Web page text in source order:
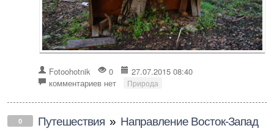
Fotoohotnik 0
27.07.2015 08:40
комментариев нет
Природа
0 Путешествия » Направление Восток-Запад